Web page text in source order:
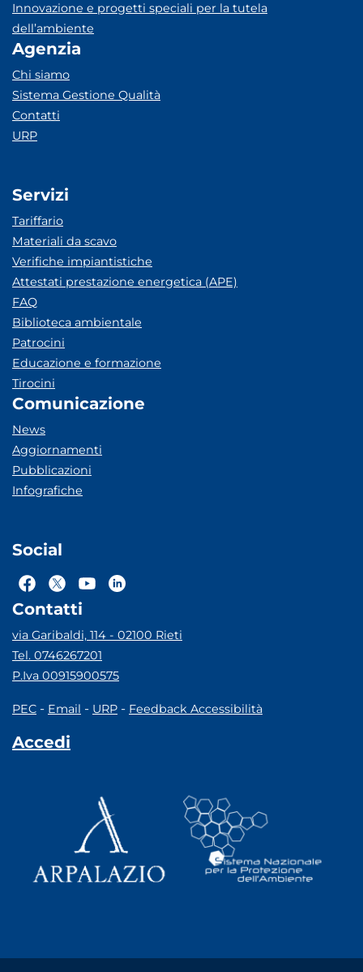
Innovazione e progetti speciali per la tutela
dell’ambiente
Agenzia
Chi siamo
Sistema Gestione Qualità
Contatti
URP
Servizi
Tariffario
Materiali da scavo
Verifiche impiantistiche
Attestati prestazione energetica (APE)
FAQ
Biblioteca ambientale
Patrocini
Educazione e formazione
Tirocini
Comunicazione
News
Aggiornamenti
Pubblicazioni
Infografiche
Social
Contatti
via Garibaldi, 114 - 02100 Rieti
Tel. 0746267201
P.Iva 00915900575
PEC - Email - URP - Feedback Accessibilità
Accedi